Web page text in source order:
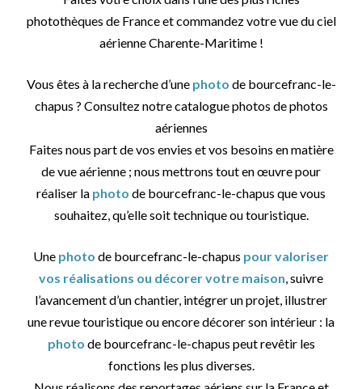
photothèques de France et commandez votre vue du ciel
aérienne Charente-Maritime !
Vous êtes à la recherche d’une photo de bourcefranc-le-
chapus ? Consultez notre catalogue photos de photos
aériennes
Faites nous part de vos envies et vos besoins en matière
de vue aérienne ; nous mettrons tout en œuvre pour
réaliser la photo de bourcefranc-le-chapus que vous
souhaitez, qu’elle soit technique ou touristique.
Une photo de bourcefranc-le-chapus pour valoriser
vos réalisations ou décorer votre maison, suivre
l’avancement d’un chantier, intégrer un projet, illustrer
une revue touristique ou encore décorer son intérieur : la
photo de bourcefranc-le-chapus peut revêtir les
fonctions les plus diverses.